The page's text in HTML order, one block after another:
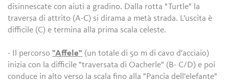
disinnescate con aiuti a gradino. Dalla rotta "Turtle" la
traversa di attrito (A-C) si dirama a metà strada. L'uscita è
difficile (C) e termina alla prima scala celeste.
- Il percorso"Affele" (un totale di 50 m di cavo d'acciaio)
inizia con la difficile "traversata di Oacherle" (B- C/D) e poi
conduce in alto verso la scala fino alla "Pancia dell'elefante"